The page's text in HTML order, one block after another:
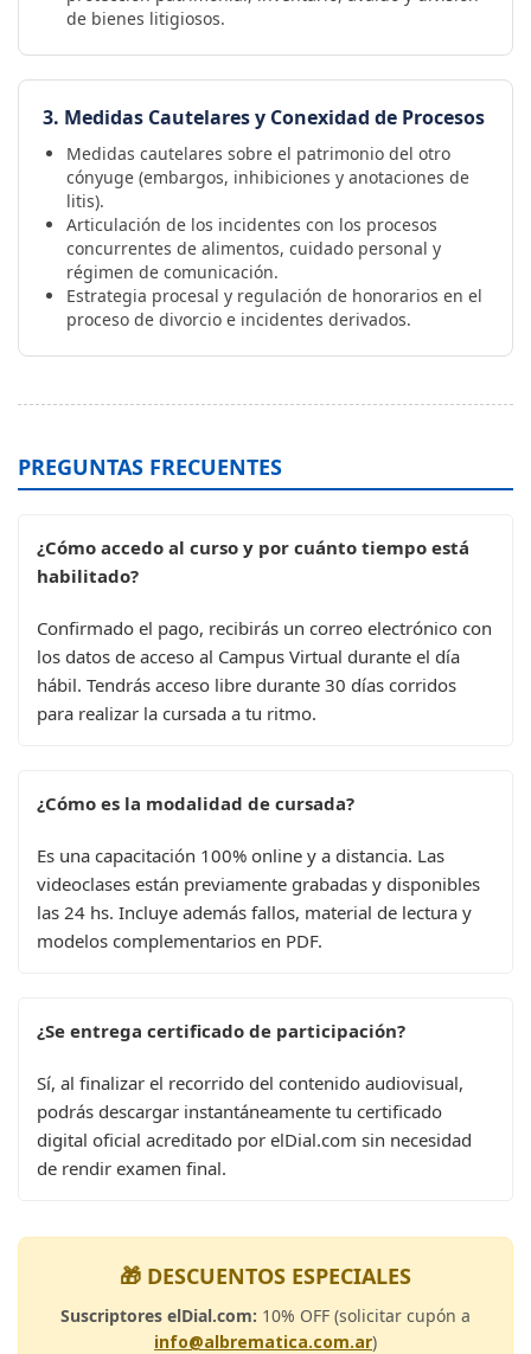
de bienes litigiosos.
3. Medidas Cautelares y Conexidad de Procesos
Medidas cautelares sobre el patrimonio del otro
cónyuge (embargos, inhibiciones y anotaciones de
litis).
Articulación de los incidentes con los procesos
concurrentes de alimentos, cuidado personal y
régimen de comunicación.
Estrategia procesal y regulación de honorarios en el
proceso de divorcio e incidentes derivados.
PREGUNTAS FRECUENTES
¿Cómo accedo al curso y por cuánto tiempo está
habilitado?
Confirmado el pago, recibirás un correo electrónico con
los datos de acceso al Campus Virtual durante el día
hábil. Tendrás acceso libre durante 30 días corridos
para realizar la cursada a tu ritmo.
¿Cómo es la modalidad de cursada?
Es una capacitación 100% online y a distancia. Las
videoclases están previamente grabadas y disponibles
las 24 hs. Incluye además fallos, material de lectura y
modelos complementarios en PDF.
¿Se entrega certificado de participación?
Sí, al finalizar el recorrido del contenido audiovisual,
podrás descargar instantáneamente tu certificado
digital oficial acreditado por elDial.com sin necesidad
de rendir examen final.
🎁 DESCUENTOS ESPECIALES
Suscriptores elDial.com: 10% OFF (solicitar cupón a
info@albrematica.com.ar)